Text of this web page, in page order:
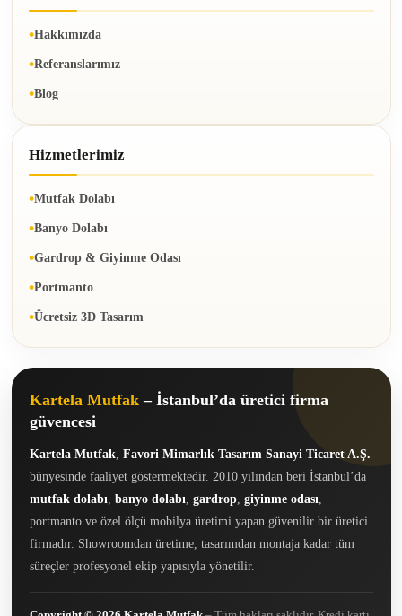
Hakkımızda
Referanslarımız
Blog
Hizmetlerimiz
Mutfak Dolabı
Banyo Dolabı
Gardrop & Giyinme Odası
Portmanto
Ücretsiz 3D Tasarım
Kartela Mutfak– İstanbul’da üretici firma
güvencesi
Kartela Mutfak, Favori Mimarlık Tasarım Sanayi Ticaret A.Ş.
bünyesinde faaliyet göstermektedir. 2010 yılından beri İstanbul’da
mutfak dolabı banyo dolabı gardrop, giyinme odası
portmanto ve özel ölçü mobilya üretimi yapan güvenilir bir üretici
firmadır. Showroomdan üretime, tasarımdan montaja kadar tüm
süreçler profesyonel ekip yapısıyla yönetilir.